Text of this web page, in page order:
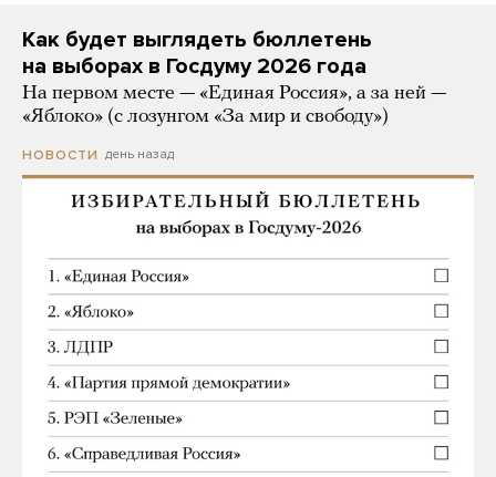
Как будет выглядеть бюллетень
на выборах в Госдуму 2026 года
На первом месте — «Единая Россия», а за ней —
«Яблоко» (с лозунгом «За мир и свободу»)
НОВОСТИ день назад